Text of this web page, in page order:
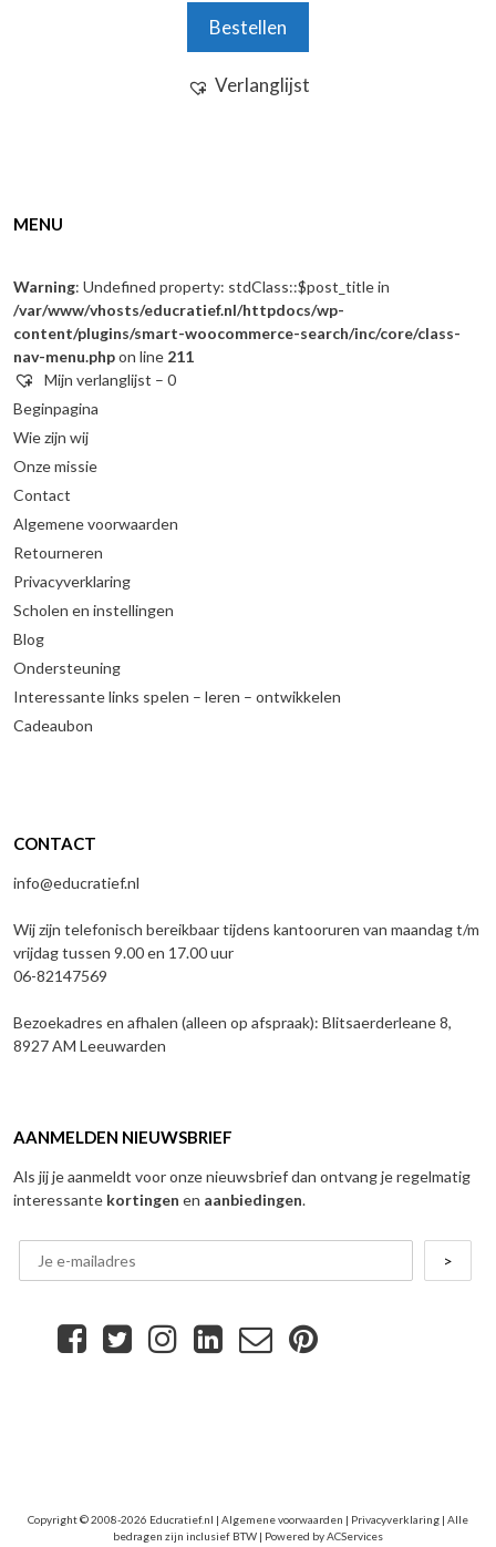
5Bestellen
Verlanglijst
MENU
Warning: Undefined property: stdClass::$post_title in
/var/www/vhosts/educratief.nl/httpdocs/wp-
content/plugins/smart-woocommerce-search/inc/core/class-
nav-menu.phpon line 211
Mijn verlanglijst – 0
Beginpagina
Wie zijn wij
Onze missie
Contact
Algemene voorwaarden
Retourneren
Privacyverklaring
Scholen en instellingen
Blog
Ondersteuning
Interessante links spelen – leren – ontwikkelen
Cadeaubon
CONTACT
info@educratief.nl
Wij zijn telefonisch bereikbaar tijdens kantooruren van maandag t/m
vrijdag tussen 9.00 en 17.00 uur
06-82147569
Bezoekadres en afhalen (alleen op afspraak): Blitsaerderleane 8,
8927 AM Leeuwarden
AANMELDEN NIEUWSBRIEF
Als jij je aanmeldt voor onze nieuwsbrief dan ontvang je regelmatig
interessante kortingen en aanbiedingen.
Copyright © 2008-2026 Educratief.nl | Algemene voorwaarden | Privacyverklaring | Alle
bedragen zijn inclusief BTW | Powered byACServices